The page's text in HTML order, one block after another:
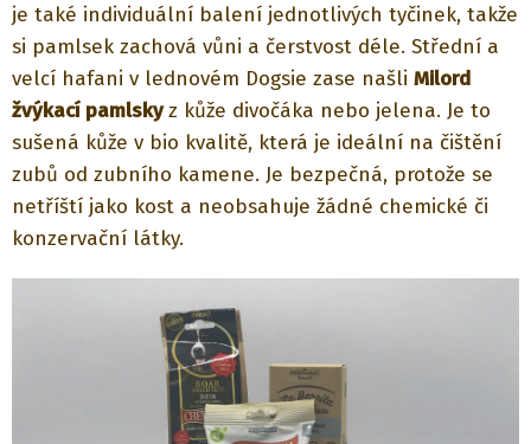
je také individuální balení jednotlivých tyčinek, takže
si pamlsek zachová vůni a čerstvost déle. Střední a
velcí hafani v lednovém Dogsie zase našli Milord
žvýkací pamlskyz kůže divočáka nebo jelena. Je to
sušená kůže v bio kvalitě, která je ideální na čištění
zubů od zubního kamene. Je bezpečná, protože se
netříští jako kost a neobsahuje žádné chemické či
konzervační látky.